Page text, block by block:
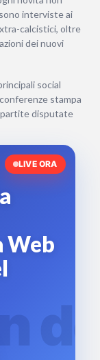
interviste ai
calcistici, oltre
dei nuovi
social
stampa
partite disputate
LIVE ORA
Web